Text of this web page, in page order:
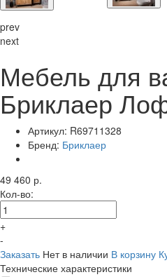
prev
next
Мебель для
Бриклаер
Артикул: R69711328
Бренд: Бриклаер
49 460 р.
Кол-во:
+
-
Заказать Нет в наличии В корзину
Технические характеристики